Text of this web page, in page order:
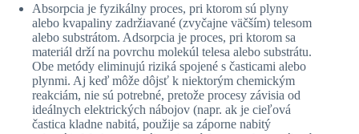
Absorpcia je fyzikálny proces, pri ktorom sú plyny
alebo kvapaliny zadržiavané (zvyčajne väčším) telesom
alebo substrátom. Adsorpcia je proces, pri ktorom sa
materiál drží na povrchu molekúl telesa alebo substrátu.
Obe metódy eliminujú riziká spojené s časticami alebo
plynmi. Aj keď môže dôjsť k niektorým chemickým
reakciám, nie sú potrebné, pretože procesy závisia od
ideálnych elektrických nábojov (napr. ak je cieľová
častica kladne nabitá, použije sa záporne nabitý